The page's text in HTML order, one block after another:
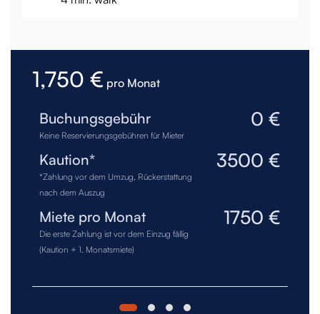
1,750 € pro Monat
Buchungsgebühr 0 €
Keine Reservierungsgebühren für Mieter
Kaution* 3500 €
*Zahlung vor dem Umzug, Rückerstattung
nach dem Auszug
Miete pro Monat 1750 €
Die erste Zahlung ist vor dem Einzug fällig
(Kaution + 1. Monatsmiete)